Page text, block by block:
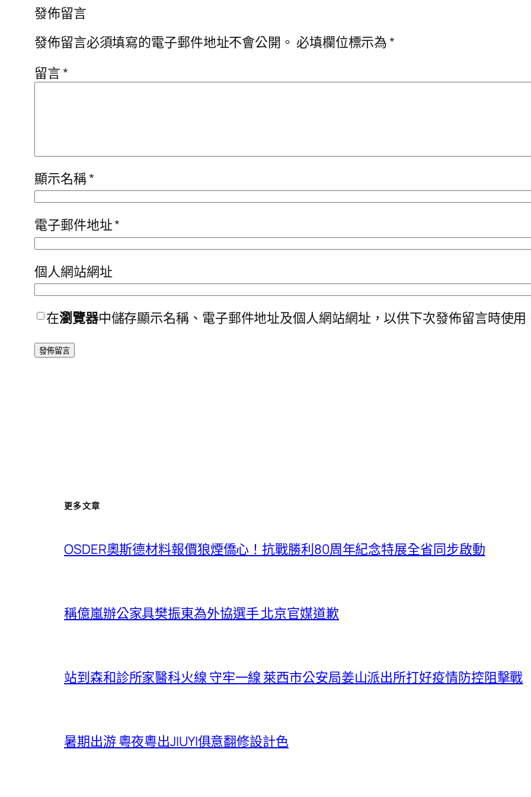
發佈留言
發佈留言必須填寫的電子郵件地址不會公開。 必填欄位標示為*
留言*
顯示名稱*
電子郵件地址*
個人網站網址
在瀏覽器中儲存顯示名稱、電子郵件地址及個人網站網址，以供下次發佈留言時使用
更多文章
OSDER奧斯德材料報價狼煙僑心！抗戰勝利80周年紀念特展全省同步啟動
稱億嵐辦公家具樊振東為外協選手 北京官媒道歉
站到森和診所家醫科火線 守牢一線 萊西市公安局姜山派出所打好疫情防控阻擊戰
暑期出游 粵夜粵出JIUYI俱意翻修設計色